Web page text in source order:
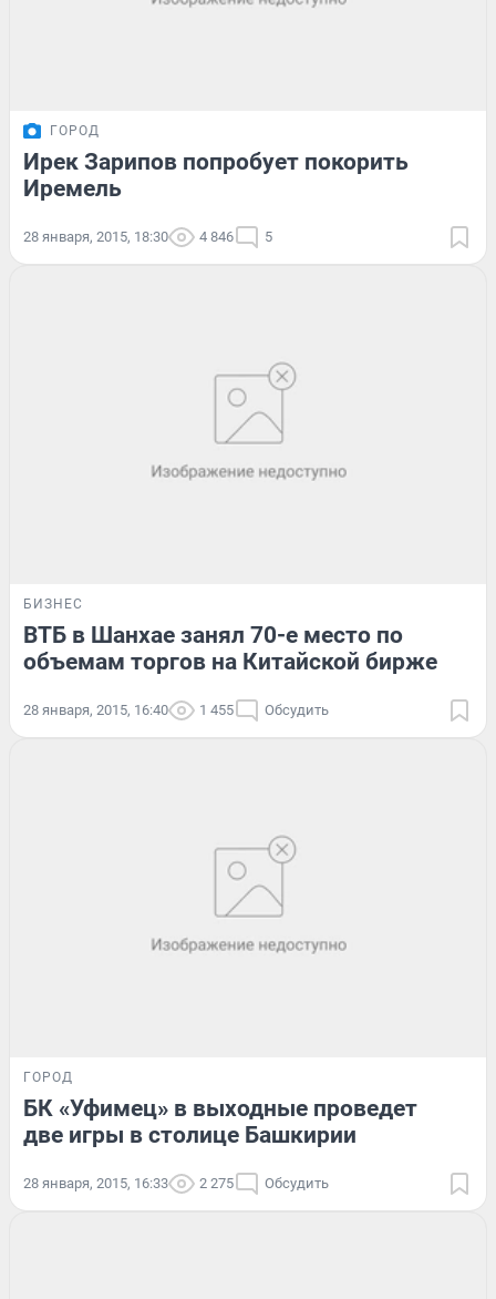
ГОРОД
Ирек Зарипов попробует покорить
Иремель
28 января, 2015, 18:30 4 846 5
БИЗНЕС
ВТБ в Шанхае занял 70-е место по
объемам торгов на Китайской бирже
28 января, 2015, 16:40 1 455 Обсудить
ГОРОД
БК «Уфимец» в выходные проведет
две игры в столице Башкирии
28 января, 2015, 16:33 2 275 Обсудить